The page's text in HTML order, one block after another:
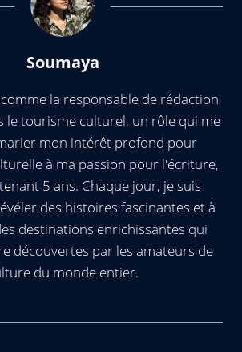
Soumaya
la responsable de rédaction
le tourisme culturel, un rôle qui me
mon intérêt profond pour
à ma passion pour l'écriture,
5 ans. Chaque jour, je suis
des histoires fascinantes et à
destinations enrichissantes qui
découvertes par les amateurs de
du monde entier.